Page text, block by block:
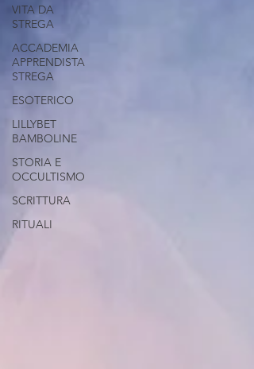
VITA DA
STREGA
ACCADEMIA
APPRENDISTA
STREGA
ESOTERICO
LILLYBET
BAMBOLINE
STORIA E
OCCULTISMO
SCRITTURA
RITUALI